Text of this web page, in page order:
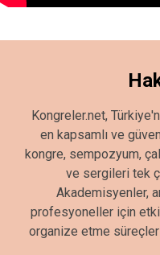
Kongreler.net,
en kapsamlı ve
kongre, sempozyum,
ve sergileri tek
Akademisyenler,
profesyoneller için
organize etme